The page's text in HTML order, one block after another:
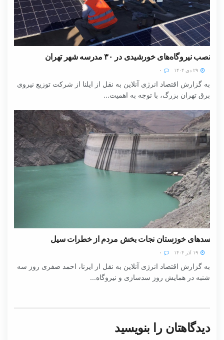
نصب نیروگاه‌های خورشیدی در ۳۰ مدرسه شهر تهران
به گزارش اقتصاد انرژی آنلاین به نقل از ایلنا از شرکت توزیع نیروی
برق تهران بزرگ، با توجه به اهمیت...
سدهای خوزستان نجات بخش مردم از خطرات سیل
به گزارش اقتصاد انرژی آنلاین به نقل از ایرنا، احمد صفری روز سه
شنبه در همایش روز سدسازی و نیروگاه...
دیدگاهتان را بنویسید